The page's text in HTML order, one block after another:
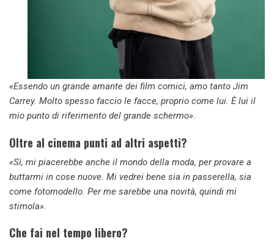
«Essendo un grande amante dei film comici, amo tanto Jim
Carrey. Molto spesso faccio le facce, proprio come lui. È lui il
mio punto di riferimento del grande schermo».
Oltre al cinema punti ad altri aspetti?
«Sì, mi piacerebbe anche il mondo della moda, per provare a
buttarmi in cose nuove. Mi vedrei bene sia in passerella, sia
come fotomodello. Per me sarebbe una novità, quindi mi
stimola».
Che fai nel tempo libero?